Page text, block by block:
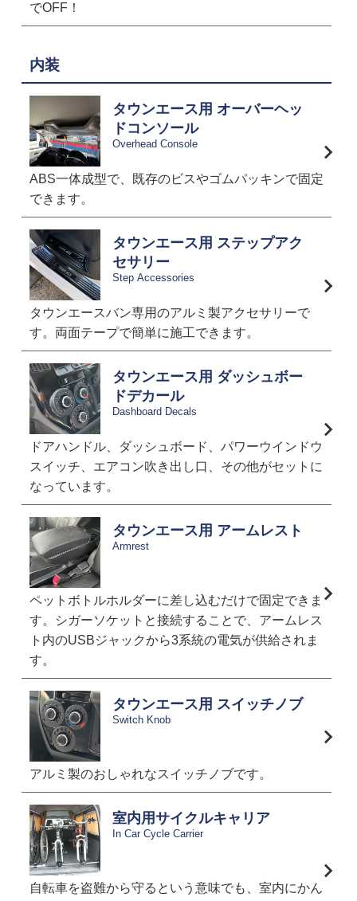
でOFF！
内装
タウンエース用 オーバーヘッ
ドコンソール
Overhead Console
ABS一体成型で、既存のビスやゴムパッキンで固定
できます。
タウンエース用 ステップアク
セサリー
Step Accessories
タウンエースバン専用のアルミ製アクセサリーで
す。両面テープで簡単に施工できます。
タウンエース用 ダッシュボー
ドデカール
Dashboard Decals
ドアハンドル、ダッシュボード、パワーウインドウ
スイッチ、エアコン吹き出し口、その他がセットに
なっています。
タウンエース用 アームレスト
Armrest
ペットボトルホルダーに差し込むだけで固定できま
す。シガーソケットと接続することで、アームレス
ト内のUSBジャックから3系統の電気が供給されま
す。
タウンエース用 スイッチノブ
Switch Knob
アルミ製のおしゃれなスイッチノブです。
室内用サイクルキャリア
In Car Cycle Carrier
自転車を盗難から守るという意味でも、室内にかん